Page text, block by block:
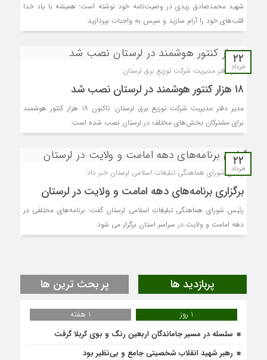
شهید محمدصادق زیدی در وصیت‌نامه خود نوشته است: همیشه با یاد خدا
قلب‌های خود را آرام سازید و سپس به واجبات بپردازید.
۲۲
خرداد
مدیر دفتر مدیریت شرکت توزیع برق لرستان:
۱۸ هزار کنتور هوشمند در لرستان نصب شد
مدیر دفتر مدیریت شرکت توزیع برق لرستان: تاکنون ۱۸ هزار کنتور هوشمند
برای مشترکان بخش‌های مختلف در لرستان نصب شده است.
۲۲
خرداد
رئیس شورای هماهنگی تبلیغات اسلامی لرستان خبر داد:
برگزاری برنامه‌های دهه امامت و ولایت در لرستان
رئیس شورای هماهنگی تبلیغات اسلامی لرستان گفت: برنامه‌های مختلفی در
دهه امامت و ولایت در سراسر استان برگزار می شود.
پربازدید ها پر بحث ترین ها
1 روز
1 هفته
سلسله در مسیر جاماندگان اربعین رنگ و بوی کربلا گرفت
رهبر شهید انقلاب شخصیتی جامع و بی‌نظیر بود